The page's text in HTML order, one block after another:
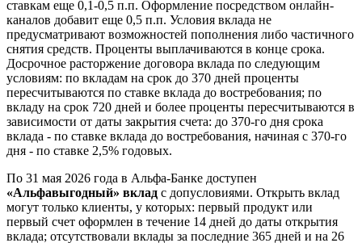
ставкам еще 0,1-0,5 п.п. Оформление посредством онлайн-
каналов добавит еще 0,5 п.п. Условия вклада не
предусматривают возможностей пополнения либо частичного
снятия средств. Проценты выплачиваются в конце срока.
Досрочное расторжение договора вклада по следующим
условиям: по вкладам на срок до 370 дней проценты
пересчитываются по ставке вклада до востребования; по
вкладу на срок 720 дней и более проценты пересчитываются в
зависимости от даты закрытия счета: до 370-го дня срока
вклада - по ставке вклада до востребования, начиная с 370-го
дня - по ставке 2,5% годовых.
По 31 мая 2026 года в Альфа-Банке доступен
«Альфавыгодный» вклад с допусловиями. Открыть вклад
могут только клиенты, у которых: первый продукт или
первый счет оформлен в течение 14 дней до даты открытия
вклада; отсутствовали вклады за последние 365 дней и на 26